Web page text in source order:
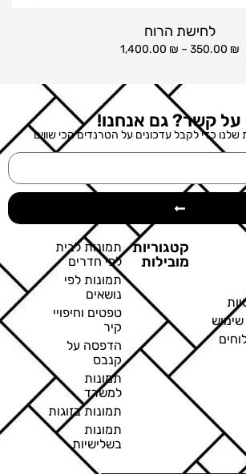
לחישת הרוח
350.00 ₪
–
1,400.00 ₪
על קשר? גם אנחנו!
שלנו כדי לקבל עדכונים על הטרנדים הכי שווים
שימוש
קטגוריות
מובילות
תמונות לבית
לפי חדרים
תמונות לפי
נושאים
טפטים וחיפויי
קיר
הדפסה על
קנבס
תמונות
למשרד
תמונות בזוגות
תמונות
בשלישיות